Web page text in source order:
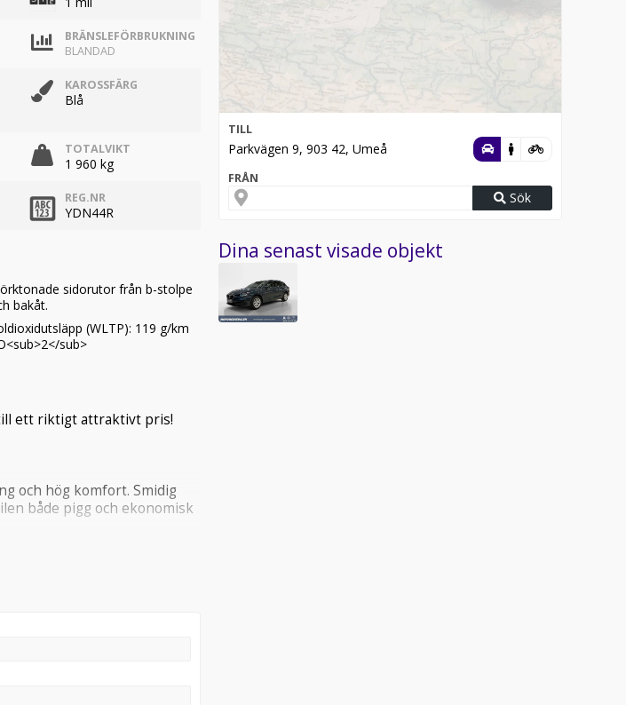
BRÄNSLEFÖRBRUKNING
BLANDAD
KAROSSFÄRG
Blå
TOTALVIKT
1 960 kg
REG.NR
YDN44R
sidorutor från b-stolpe
bakåt.
(WLTP): 119 g/km
sub>
ett riktigt attraktivt pris!
och hög komfort. Smidig
både pigg och ekonomisk
TILL
Parkvägen 9, 903 42, Umeå
FRÅN
Sök
Dina senast visade objekt